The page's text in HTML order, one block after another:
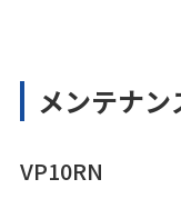
メンテナ
VP10RN